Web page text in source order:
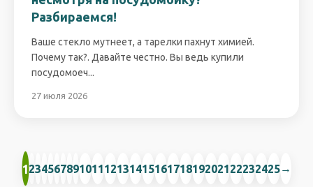
Разбираемся!
Ваше стекло мутнеет, а тарелки пахнут химией.
Почему так?. Давайте честно. Вы ведь купили
посудомоеч...
27 июля 2026
12345678910111213141516171819202122232425→